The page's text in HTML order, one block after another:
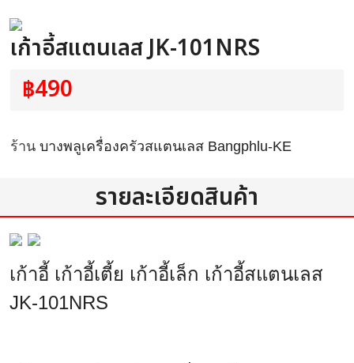
เก้าอี้สแตนเลส JK-101NRS
฿490
ร้าน บางพลูเครื่องครัวสแตนเลส Bangphlu-KE
รายละเอียดสินค้า
เก้าอี้ เก้าอี้เตี้ย เก้าอี้เล็ก เก้าอี้สแตนเลส
JK-101NRS